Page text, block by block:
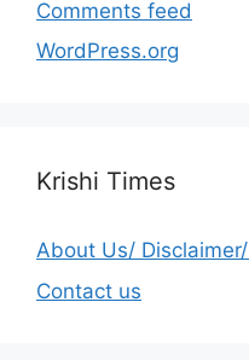
Comments feed
WordPress.org
Krishi Times
About Us/
Contact us